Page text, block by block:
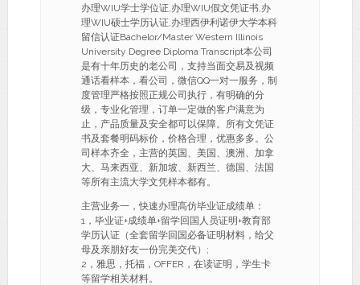
办理WIU学士学位证,办理WIU假文凭证书,办
理WIU硕士学历认证,办理西伊利诺伊大学本科
留信认证Bachelor/Master Western Illinois
University Degree Diploma Transcript本公司
是有十年历史的老公司，支持当面交易及视频
通话看样本，看公司，微信QQ一对一服务，制
度管理严格按照正规公司执行，有明确的分
级，专业化管理，订单一定做的客户满意为
止，产品质量及安全都可以保障。所有文凭证
书及套餐明码标价，价格合理，优惠多多。公
司样本齐全，主营的英国、美国、澳洲、加拿
大、马来西亚、新加坡、新西兰、德国、法国
等所有主流大学文凭样本都有。
主营业务一，快速办理高仿毕业证成绩单：
1，毕业证+成绩单+留学回国人员证明+教育部
学历认证（全套留学回国必备证明材料，给父
母及亲朋好友一份完美交代）;
2，雅思，托福，OFFER，在读证明，学生卡
等留学相关材料。